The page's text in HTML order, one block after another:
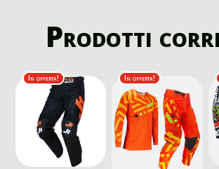
Prodotti
In offerta! In offerta!